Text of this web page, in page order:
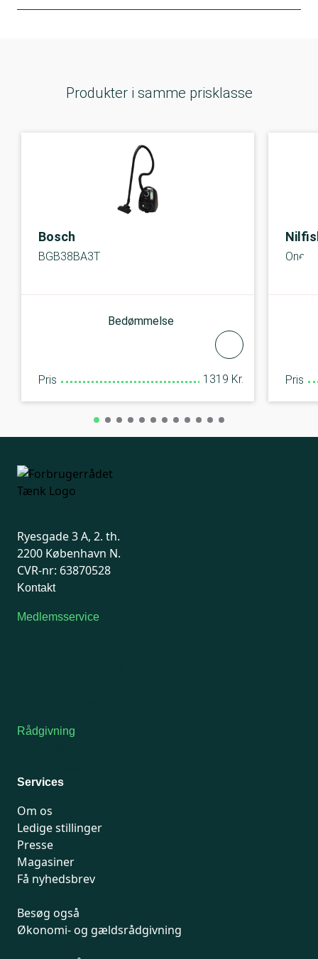
Produkter i samme prisklasse
Bosch
BGB38BA3T
Bedømmelse
Pris 1319 Kr.
One
Pris
Ryesgade 3 A, 2. th.
2200 København N.
CVR-nr: 63870528
Kontakt
Medlemsservice
Rådgivning
Services
Om os
Ledige stillinger
Presse
Magasiner
Få nyhedsbrev
Besøg også
Økonomi- og gældsrådgivning